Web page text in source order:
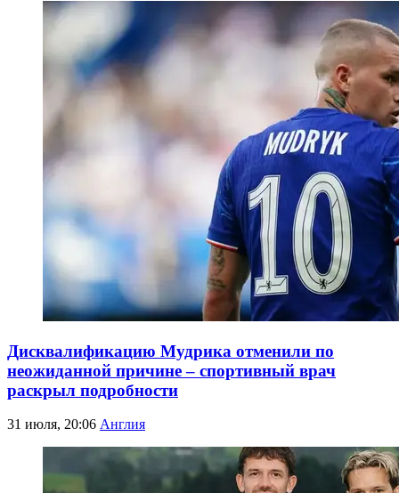
Дисквалификацию Мудрика отменили по
неожиданной причине – спортивный врач
раскрыл подробности
31 июля, 20:06 Англия